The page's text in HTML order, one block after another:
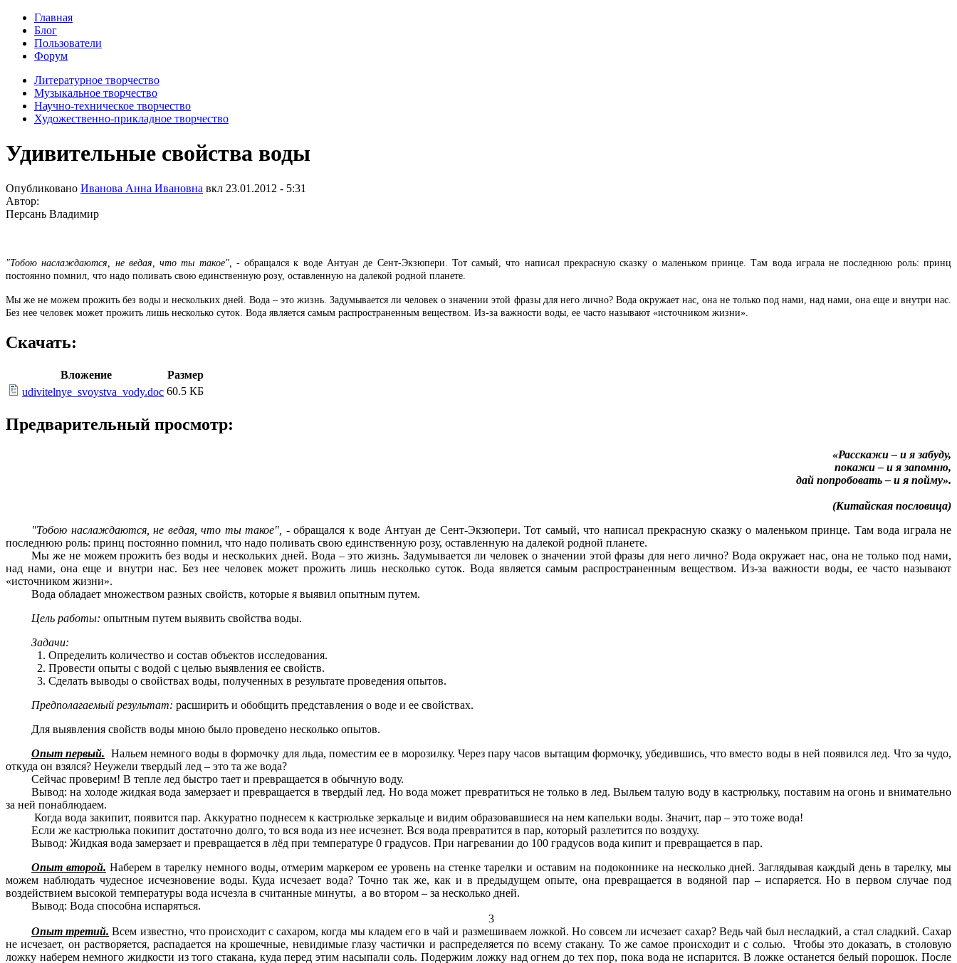
Главная
Блог
Пользователи
Форум
Литературное творчество
Музыкальное творчество
Научно-техническое творчество
Художественно-прикладное творчество
Удивительные свойства воды
Опубликовано Иванова Анна Ивановна вкл 23.01.2012 - 5:31
Автор:
Персань Владимир
"Тобою наслаждаются, не ведая, что ты такое",
- обращался к воде Антуан де Сент-Экзюпери. Тот самый, что написал прекрасную сказку о маленьком принце. Там вода играла не последнюю роль: принц
постоянно помнил, что надо поливать свою единственную розу, оставленную на далекой родной планете.
Мы же не можем прожить без воды и нескольких дней. Вода – это жизнь. Задумывается ли человек о значении этой фразы для него лично? Вода окружает нас, она не только под нами, над нами, она еще и внутри нас.
Без нее человек может прожить лишь несколько суток. Вода является самым распространенным веществом. Из-за важности воды, ее часто называют «источником жизни».
Скачать:
Вложение
Размер
udivitelnye_svoystva_vody.doc 60.5 КБ
Предварительный просмотр:
«Расскажи – и я забуду,
покажи – и я запомню,
дай попробовать – и я пойму».
(Китайская пословица)
"Тобою наслаждаются, не ведая, что ты такое", - обращался к воде Антуан де Сент-Экзюпери. Тот самый, что написал прекрасную сказку о маленьком принце. Там вода играла не
последнюю роль: принц постоянно помнил, что надо поливать свою единственную розу, оставленную на далекой родной планете.
Мы же не можем прожить без воды и нескольких дней. Вода – это жизнь. Задумывается ли человек о значении этой фразы для него лично? Вода окружает нас, она не только под нами,
над нами, она еще и внутри нас. Без нее человек может прожить лишь несколько суток. Вода является самым распространенным веществом. Из-за важности воды, ее часто называют
«источником жизни».
Вода обладает множеством разных свойств, которые я выявил опытным путем.
Цель работы: опытным путем выявить свойства воды.
Задачи:
Определить количество и состав объектов исследования.
Провести опыты с водой с целью выявления ее свойств.
Сделать выводы о свойствах воды, полученных в результате проведения опытов.
Предполагаемый результат: расширить и обобщить представления о воде и ее свойствах.
Для выявления свойств воды мною было проведено несколько опытов.
Опыт первый. Нальем немного воды в формочку для льда, поместим ее в морозилку. Через пару часов вытащим формочку, убедившись, что вместо воды в ней появился лед. Что за чудо,
откуда он взялся? Неужели твердый лед – это та же вода?
Сейчас проверим! В тепле лед быстро тает и превращается в обычную воду.
Вывод: на холоде жидкая вода замерзает и превращается в твердый лед. Но вода может превратиться не только в лед. Выльем талую воду в кастрюльку, поставим на огонь и внимательно
за ней понаблюдаем.
Когда вода закипит, появится пар. Аккуратно поднесем к кастрюльке зеркальце и видим образовавшиеся на нем капельки воды. Значит, пар – это тоже вода!
Если же кастрюлька покипит достаточно долго, то вся вода из нее исчезнет. Вся вода превратится в пар, который разлетится по воздуху.
Вывод: Жидкая вода замерзает и превращается в лёд при температуре 0 градусов. При нагревании до 100 градусов вода кипит и превращается в пар.
Опыт второй. Наберем в тарелку немного воды, отмерим маркером ее уровень на стенке тарелки и оставим на подоконнике на несколько дней. Заглядывая каждый день в тарелку, мы
можем наблюдать чудесное исчезновение воды. Куда исчезает вода? Точно так же, как и в предыдущем опыте, она превращается в водяной пар – испаряется. Но в первом случае под
воздействием высокой температуры вода исчезла в считанные минуты, а во втором – за несколько дней.
Вывод: Вода способна испаряться.
3
Опыт третий. Всем известно, что происходит с сахаром, когда мы кладем его в чай и размешиваем ложкой. Но совсем ли исчезает сахар? Ведь чай был несладкий, а стал сладкий. Сахар
не исчезает, он растворяется, распадается на крошечные, невидимые глазу частички и распределяется по всему стакану. То же самое происходит и с солью. Чтобы это доказать, в столовую
ложку наберем немного жидкости из того стакана, куда перед этим насыпали соль. Подержим ложку над огнем до тех пор, пока вода не испарится. В ложке останется белый порошок. После